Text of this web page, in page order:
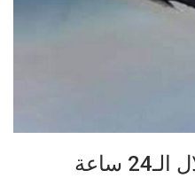
مستجدات التحالف خلال الـ24 ساعة